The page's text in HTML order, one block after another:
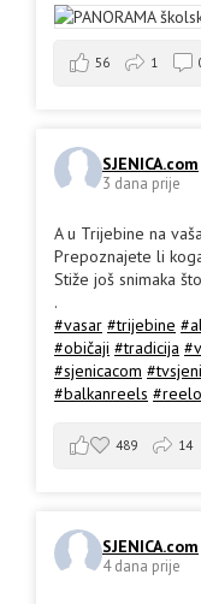
56 1
SJENICA.com
3 dana prije
A u Trijebine na
Prepoznajete li
Stiže još snimaka
.
#vasar #trijebine
#običaji #tradicija
#sjenicacom
#balkanreels
489 14
SJENICA.com
4 dana prije